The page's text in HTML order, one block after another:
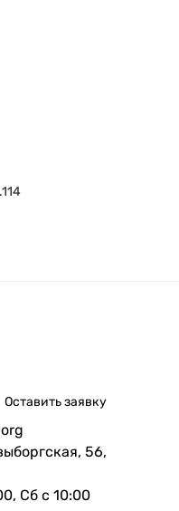
Оставить заявку
56,
Сб с 10:00